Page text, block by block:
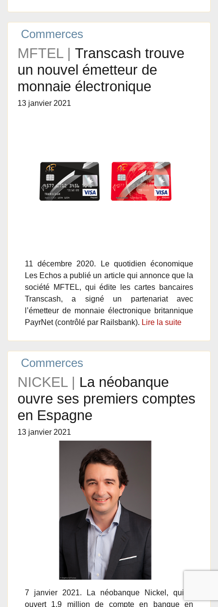
Commerces
MFTEL | Transcash trouve
un nouvel émetteur de
monnaie électronique
13 janvier 2021
11 décembre 2020. Le quotidien économique
Les Echos a publié un article qui annonce que la
société MFTEL, qui édite les cartes bancaires
Transcash, a signé un partenariat avec
l’émetteur de monnaie électronique britannique
PayrNet (contrôlé par Railsbank). Lire la suite
Commerces
NICKEL | La néobanque
ouvre ses premiers comptes
en Espagne
13 janvier 2021
7 janvier 2021. La néobanque Nickel, qui a
ouvert 1,9 million de compte en banque en